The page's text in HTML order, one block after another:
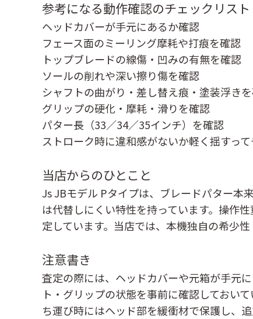
参考になる動作確認のチェックリスト
ヘッドカバーが手元にあるか確認
フェース面のミーリング摩耗や打痕を確認
トップブレードの線傷・凹みの有無を確認
ソールの削れや深い擦り傷を確認
シャフトの曲がり・差し替え痕・塗装浮き
グリップの硬化・摩耗・滑りを確認
パター長（33／34／35インチ）を確認
ストローク時に違和感がないか軽く揺すっ
当店からのひとこと
Js JBモデル Pタイプは、ブレードパター本
は代替しにくい特性を持っています。操作
定しています。当店では、本機独自の希少
注意書き
査定の際には、ヘッドカバーや元箱が手元
ト・グリップの状態を事前に確認しておい
ち運び時にはヘッド部を緩衝材で保護し、